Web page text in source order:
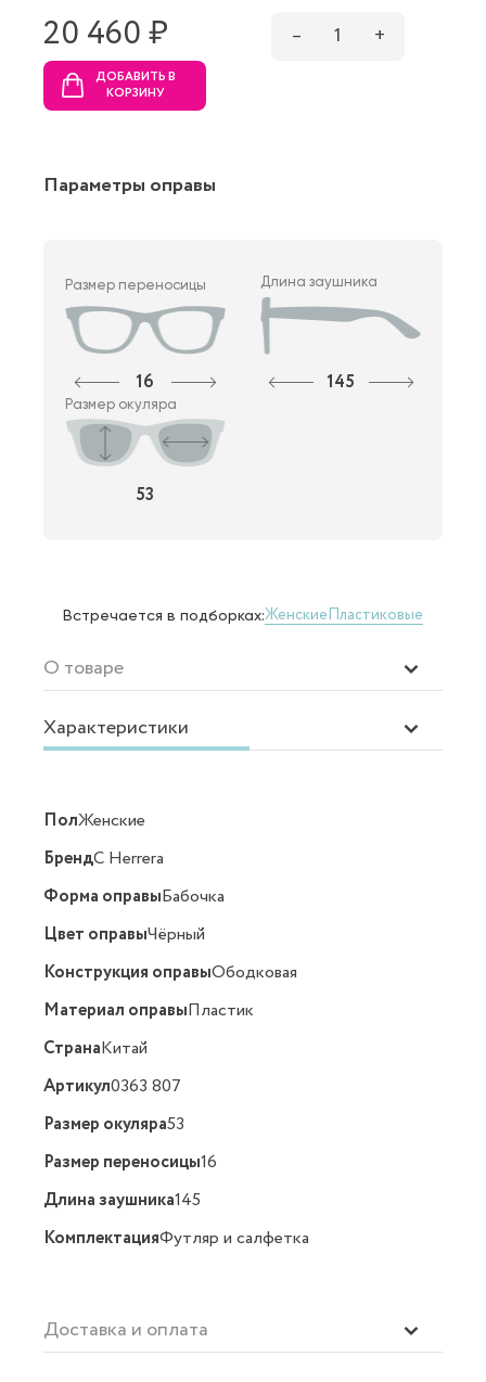
20 460 ₷ – 1 +
ДОБАВИТЬ В
КОРЗИНУ
Параметры оправы
Размер переносицы
16
Длина заушника
145
Размер окуляра
53
Встречается в подборках:ЖенскиеПластиковые
О товаре
Характеристики
ПолЖенские
БрендC Herrera
Форма оправыБабочка
Цвет оправыЧёрный
Конструкция оправыОбодковая
Материал оправыПластик
СтранаКитай
Артикул0363 807
Размер окуляра53
Размер переносицы16
Длина заушника145
КомплектацияФутляр и салфетка
Доставка и оплата